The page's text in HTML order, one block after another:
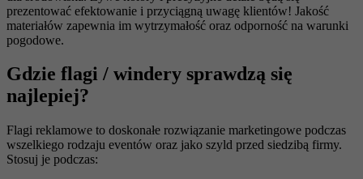
prezentować efektowanie i przyciągną uwagę klientów! Jakość
materiałów zapewnia im wytrzymałość oraz odporność na warunki
pogodowe.
Gdzie flagi / windery sprawdzą się
najlepiej?
Flagi reklamowe to doskonałe rozwiązanie marketingowe podczas
wszelkiego rodzaju eventów oraz jako szyld przed siedzibą firmy.
Stosuj je podczas: